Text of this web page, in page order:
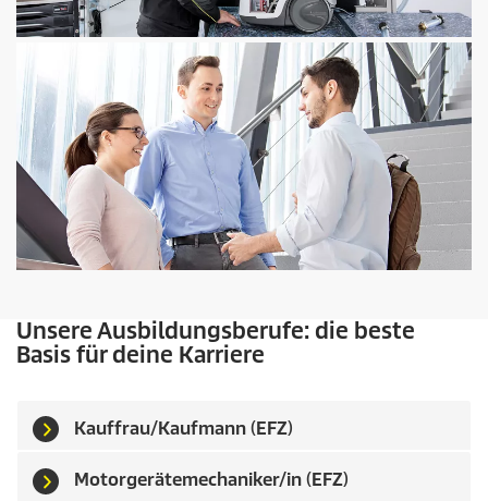
Unsere Ausbildungsberufe: die beste
Basis für deine Karriere
Kauffrau/Kaufmann (EFZ)
Motorgerätemechaniker/in (EFZ)